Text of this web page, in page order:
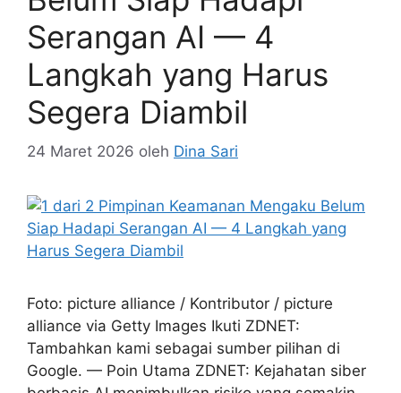
Serangan AI — 4
Langkah yang Harus
Segera Diambil
24 Maret 2026 oleh Dina Sari
Foto: picture alliance / Kontributor / picture
alliance via Getty Images Ikuti ZDNET:
Tambahkan kami sebagai sumber pilihan di
Google. — Poin Utama ZDNET: Kejahatan siber